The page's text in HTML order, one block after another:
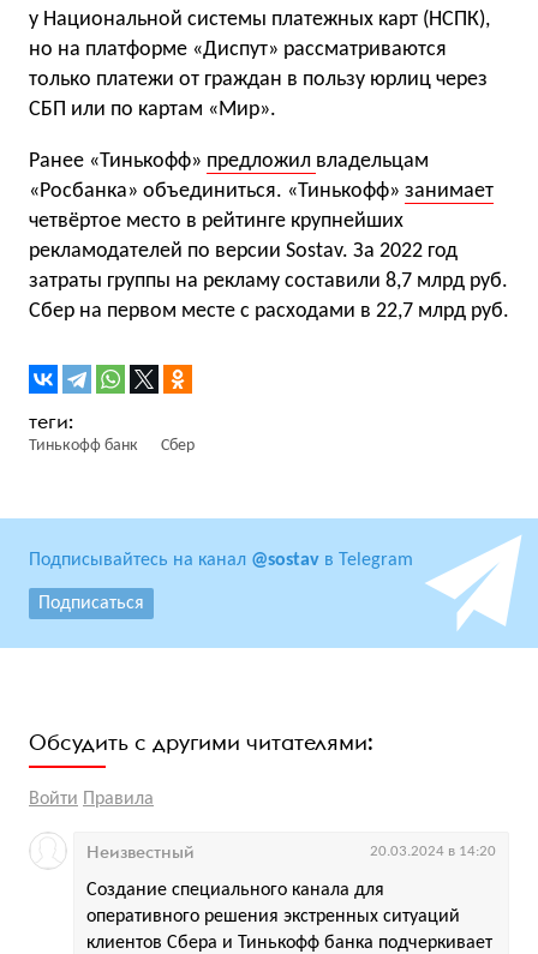
у Национальной системы платежных карт (НСПК),
но на платформе «Диспут» рассматриваются
только платежи от граждан в пользу юрлиц через
СБП или по картам «Мир».
Ранее «Тинькофф» предложил владельцам
«Росбанка» объединиться. «Тинькофф» занимает
четвёртое место в рейтинге крупнейших
рекламодателей по версии Sostav. За 2022 год
затраты группы на рекламу составили 8,7 млрд руб.
Сбер на первом месте с расходами в 22,7 млрд руб.
Тинькофф банк Сбер
Подписывайтесь на канал @sostav в Telegram
Подписаться
Обсудить с другими читателями:
Войти Правила
Создание специального канала для
оперативного решения экстренных ситуаций
клиентов Сбера и Тинькофф банка подчеркивает
Неизвестный 20.03.2024 в 14:20